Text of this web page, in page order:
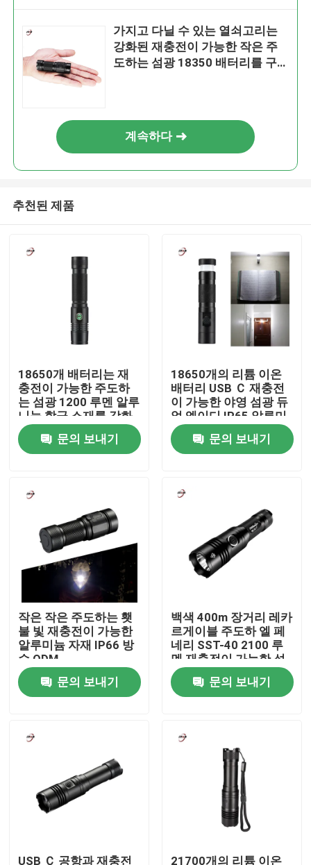
비디오
우리 에 관한 것
공장 투어
품질 관리
인용 을 요청 하십시오
Shop
가지고 다닐 수 있는 열쇠고리는
강화된 재충전이 가능한 작은 주
도하는 섬광 18350 배터리를 구
계속하다
추천된 제품
18650개 배터리는 재
충전이 가능한 주도하
는 섬광 1200 루멘 알루
니늄 합금 소재를 강화
했습니다
문의 보내기
18650개의 리튬 이온
배터리 USB Ｃ 재충전
이 가능한 야영 섬광 듀
얼 엘이디 IP65 알루미
늄
문의 보내기
작은 작은 주도하는 횃
불 빛 재충전이 가능한
알루미늄 자재 IP66 방
수 ODM
문의 보내기
백색 400m 장거리 레카
르게이블 주도하 엘 페
네리 SST-40 2100 루
멘 재충전이 가능한 섬
광 횃불을 좁히세요
문의 보내기
USB Ｃ 공항과 재충전 21700개의 리튬 이온